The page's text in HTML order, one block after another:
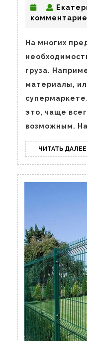
На многих
груза.
материалы,
это, чаще
возможным.
ЧИТАТЬ ДАЛЕЕ